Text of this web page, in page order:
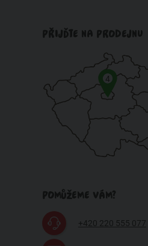
PŘIJĎTE NA PRODEJNU
4
POMŮŽEME VÁM?
+420 220 555 077